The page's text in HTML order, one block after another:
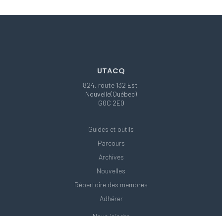
UTACQ
824, route 132 Est
Nouvelle(Québec)
G0C 2E0
Guides et outils
Parcours
Archives
Nouvelles
Répertoire des membres
Adhérer